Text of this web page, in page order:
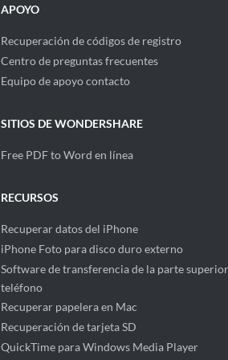
APOYO
Recuperación de códigos de registro
Centro de preguntas frecuentes
Equipo de apoyo contacto
SITIOS DE WONDERSHARE
Free PDF to Word en línea
RECURSOS
Recuperar datos del iPhone
iPhone Foto para disco duro externo
Software de transferencia de la parte
teléfono
Recuperar papelera en Mac
Recuperación de tarjeta SD
QuickTime para Windows Media Player